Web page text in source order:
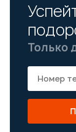
Только